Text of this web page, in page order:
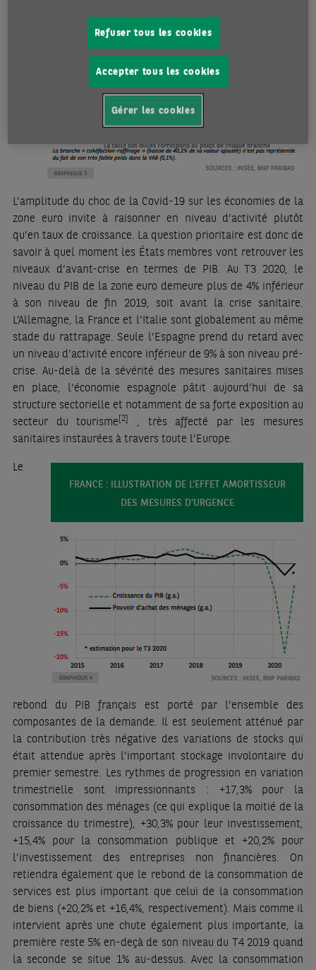
L’amplitude du choc de la Covid-19 sur les économies de la
zone euro invite à raisonner en niveau d’activité plutôt
qu’en taux de croissance. La question prioritaire est donc de
savoir à quel moment les États membres vont retrouver les
niveaux d’avant-crise en termes de PIB. Au T3 2020, le
niveau du PIB de la zone euro demeure plus de 4% inférieur
à son niveau de fin 2019, soit avant la crise sanitaire.
L’Allemagne, la France et l’Italie sont globalement au même
stade du rattrapage. Seule l’Espagne prend du retard avec
un niveau d’activité encore inférieur de 9% à son niveau pré-
crise. Au-delà de la sévérité des mesures sanitaires mises
en place, l’économie espagnole pâtit aujourd’hui de sa
structure sectorielle et notamment de sa forte exposition au
secteur du tourisme[2]
, très affecté par les mesures
sanitaires instaurées à travers toute l’Europe.
FRANCE : ILLUSTRATION DE L’EFFET AMORTISSEUR
DES MESURES D’URGENCE
Le
rebond du PIB français est porté par l’ensemble des
composantes de la demande. Il est seulement atténué par
la contribution très négative des variations de stocks qui
était attendue après l’important stockage involontaire du
premier semestre. Les rythmes de progression en variation
trimestrielle sont impressionnants : +17,3% pour la
consommation des ménages (ce qui explique la moitié de la
croissance du trimestre), +30,3% pour leur investissement,
+15,4% pour la consommation publique et +20,2% pour
l’investissement des entreprises non financières. On
retiendra également que le rebond de la consommation de
services est plus important que celui de la consommation
de biens (+20,2% et +16,4%, respectivement). Mais comme il
intervient après une chute également plus importante, la
première reste 5% en-deçà de son niveau du T4 2019 quand
la seconde se situe 1% au-dessus. Avec la consommation
Refuser tous les cookies
Accepter tous les cookies
Gérer les cookies